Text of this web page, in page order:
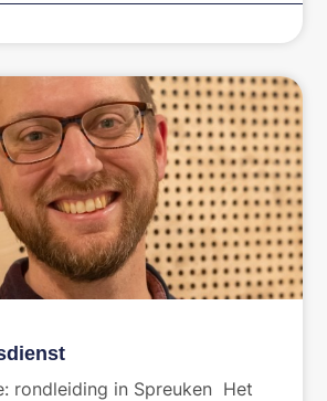
rondleiding in Spreuken Het